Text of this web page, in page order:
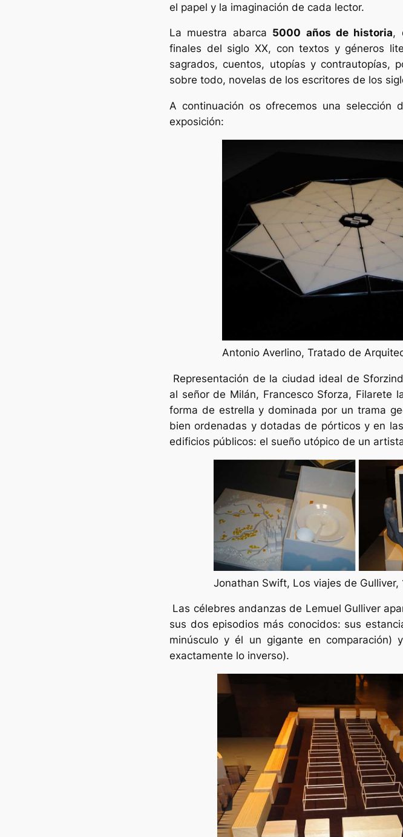
el papel y la imaginación de cada lector.
La muestra abarca 5000 años de historia,
finales del siglo XX, con textos y géneros
sagrados, cuentos, utopías y contrautopías,
sobre todo, novelas de los escritores de los
A continuación os ofrecemos una selección
exposición:
Antonio Averlino, Tratado de
Representación de la ciudad ideal de
al señor de Milán, Francesco Sforza, Filarete
forma de estrella y dominada por un trama
bien ordenadas y dotadas de pórticos y en
edificios públicos: el sueño utópico de un
Jonathan Swift, Los viajes de Gulliver,
Las célebres andanzas de Lemuel Gulliver
sus dos episodios más conocidos: sus
minúsculo y él un gigante en comparación)
exactamente lo inverso).